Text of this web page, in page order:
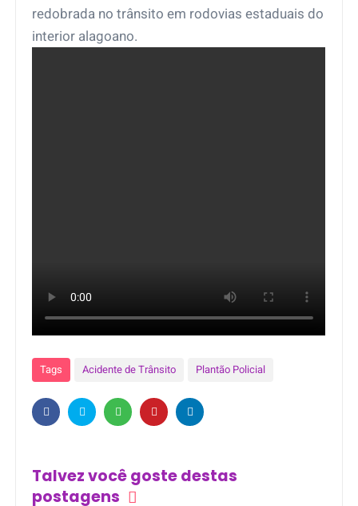
redobrada no trânsito em rodovias estaduais do
interior alagoano.
Tags Acidente de Trânsito Plantão Policial
Talvez você goste destas
postagens